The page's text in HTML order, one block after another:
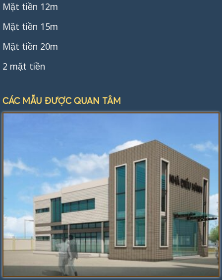
Mặt tiền 12m
Mặt tiền 15m
Mặt tiền 20m
2 mặt tiền
CÁC MẪU ĐƯỢC QUAN TÂM